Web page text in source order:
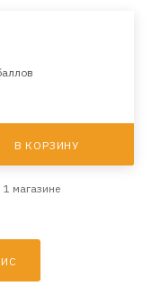
В КОРЗИНУ
магазине